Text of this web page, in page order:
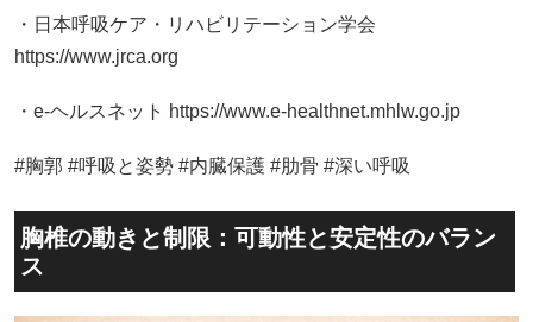
・日本呼吸ケア・リハビリテーション学会
https://www.jrca.org
・e-ヘルスネット https://www.e-healthnet.mhlw.go.jp
#胸郭 #呼吸と姿勢 #内臓保護 #肋骨 #深い呼吸
胸椎の動きと制限：可動性と安定性のバラン
ス